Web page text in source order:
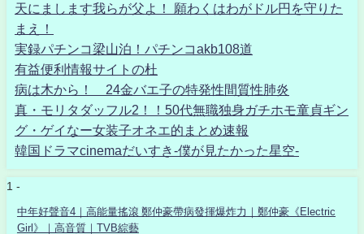
天にまします我らが父よ！ 願わくはわがドル円を守りた
まえ！
実録パチンコ梁山泊！パチンコakb108道
有益便利情報サイトの杜
病は木から！ 24金バエ子の特発性間質性肺炎
真・モリタダッフル2！！50代無職独身ガチホモ童貞ギン
グ・ゲイなー女装子オネエ的まとめ速報
韓国ドラマcinemaだいすき-僕が見たかった星空-
1 -
中年好聲音4｜高能量搖滾 鄭仲豪帶病發揮爆炸力｜鄭仲豪《Electric
Girl》｜高音質｜TVB綜藝